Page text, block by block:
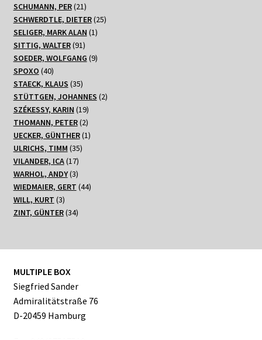
Produkt
SCHUMANN, PER 2121
Produkte
SCHWERDTLE, DIETER 2525
SELIGER, MARK ALAN 11
SITTIG, WALTER 9191
Produkte
SOEDER, WOLFGANG 99
SPOXO 4040
Produkte
STAECK, KLAUS 3535
Produkte
STÜTTGEN, JOHANNES 22
SZÉKESSY, KARIN 1919
Produkte
THOMANN, PETER 22
Produkte
UECKER, GÜNTHER 11
ULRICHS, TIMM 3535
VILANDER, ICA 1717
Produkte
WARHOL, ANDY 33
Produkte
WIEDMAIER, GERT 4444
WILL, KURT 33
Produkte
ZINT, GÜNTER 3434
MULTIPLE BOX
Siegfried Sander
Admiralitätstraße 76
D-20459 Hamburg